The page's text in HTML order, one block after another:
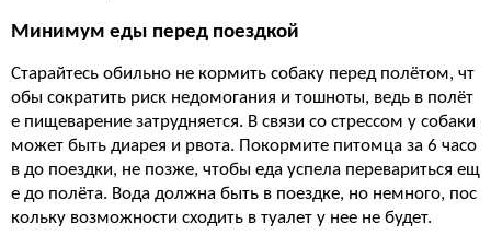
Минимум еды перед поездкой
Старайтесь обильно не кормить собаку перед полётом, чт
обы сократить риск недомогания и тошноты, ведь в полёт
е пищеварение затрудняется. В связи со стрессом у собаки
может быть диарея и рвота. Покормите питомца за 6 часо
в до поездки, не позже, чтобы еда успела перевариться ещ
е до полёта. Вода должна быть в поездке, но немного, пос
кольку возможности сходить в туалет у нее не будет.